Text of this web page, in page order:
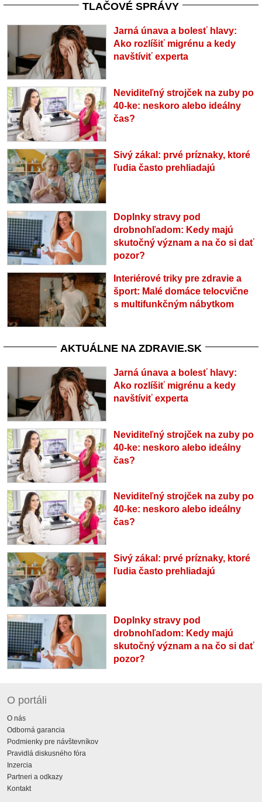
TLAČOVÉ SPRÁVY
Jarná únava a bolesť hlavy:
Ako rozlíšiť migrénu a kedy
navštíviť experta
Neviditeľný strojček na zuby po
40-ke: neskoro alebo ideálny
čas?
Sivý zákal: prvé príznaky, ktoré
ľudia často prehliadajú
Doplnky stravy pod
drobnohľadom: Kedy majú
skutočný význam a na čo si dať
pozor?
Interiérové triky pre zdravie a
šport: Malé domáce telocvične
s multifunkčným nábytkom
AKTUÁLNE NA ZDRAVIE.SK
Jarná únava a bolesť hlavy:
Ako rozlíšiť migrénu a kedy
navštíviť experta
Neviditeľný strojček na zuby po
40-ke: neskoro alebo ideálny
čas?
Neviditeľný strojček na zuby po
40-ke: neskoro alebo ideálny
čas?
Sivý zákal: prvé príznaky, ktoré
ľudia často prehliadajú
Doplnky stravy pod
drobnohľadom: Kedy majú
skutočný význam a na čo si dať
pozor?
O portáli
O nás
Odborná garancia
Podmienky pre návštevníkov
Pravidlá diskusného fóra
Inzercia
Partneri a odkazy
Kontakt